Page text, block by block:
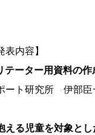
内容】
テーター用資料の
ート研究所 伊部臣
える児童を対象と